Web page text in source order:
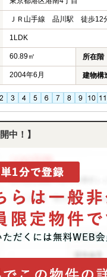
ＪＲ山手線 品川駅 徒歩12
1LDK
60.89㎡ 所在階
2004年6月 建物構
中！】